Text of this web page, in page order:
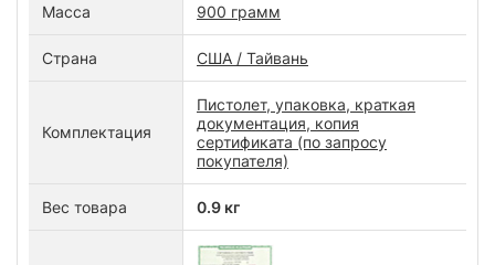
Масса 900 грамм
Страна США / Тайвань
Комплектация
Пистолет, упаковка, краткая
документация, копия
сертификата (по запросу
покупателя)
Вес товара 0.9 кг